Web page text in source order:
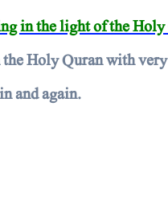
in the light of the
Holy Quran with
and again.